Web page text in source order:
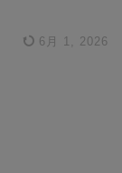
6月 1, 2026